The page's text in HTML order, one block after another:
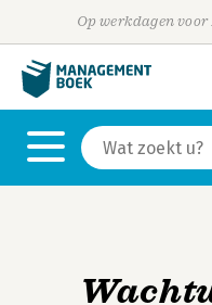
Op werkdagen